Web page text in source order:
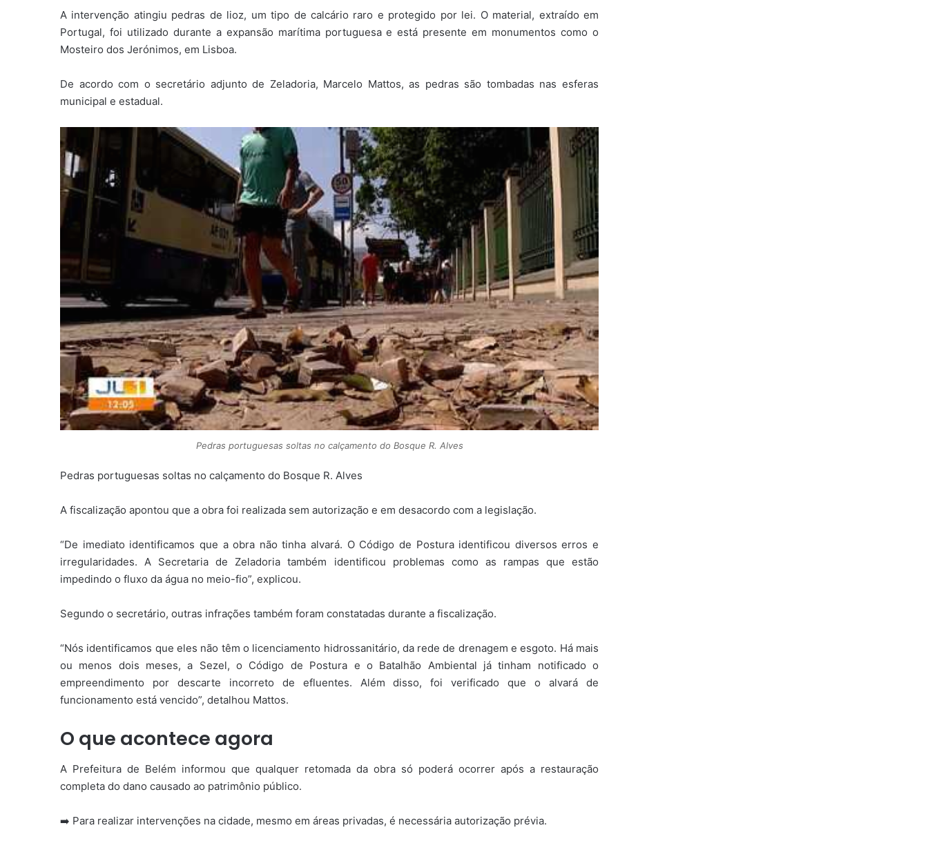
A intervenção atingiu pedras de lioz, um tipo de calcário raro e protegido por lei. O material, extraído em
Portugal, foi utilizado durante a expansão marítima portuguesa e está presente em monumentos como o
Mosteiro dos Jerónimos, em Lisboa.
De acordo com o secretário adjunto de Zeladoria, Marcelo Mattos, as pedras são tombadas nas esferas
municipal e estadual.
Pedras portuguesas soltas no calçamento do Bosque R. Alves
Pedras portuguesas soltas no calçamento do Bosque R. Alves
A fiscalização apontou que a obra foi realizada sem autorização e em desacordo com a legislação.
“De imediato identificamos que a obra não tinha alvará. O Código de Postura identificou diversos erros e
irregularidades. A Secretaria de Zeladoria também identificou problemas como as rampas que estão
impedindo o fluxo da água no meio-fio”, explicou.
Segundo o secretário, outras infrações também foram constatadas durante a fiscalização.
“Nós identificamos que eles não têm o licenciamento hidrossanitário, da rede de drenagem e esgoto. Há mais
ou menos dois meses, a Sezel, o Código de Postura e o Batalhão Ambiental já tinham notificado o
empreendimento por descarte incorreto de efluentes. Além disso, foi verificado que o alvará de
funcionamento está vencido”, detalhou Mattos.
O que acontece agora
A Prefeitura de Belém informou que qualquer retomada da obra só poderá ocorrer após a restauração
completa do dano causado ao patrimônio público.
➡️ Para realizar intervenções na cidade, mesmo em áreas privadas, é necessária autorização prévia.